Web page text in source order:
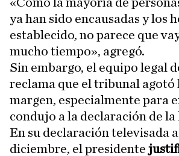
ya han sido encausadas y los
establecido, no parece que
mucho tiempo», agregó.
Sin embargo, el equipo legal
reclama que el tribunal agotó
margen, especialmente para
condujo a la declaración de
En su declaración televisada
diciembre, el presidente